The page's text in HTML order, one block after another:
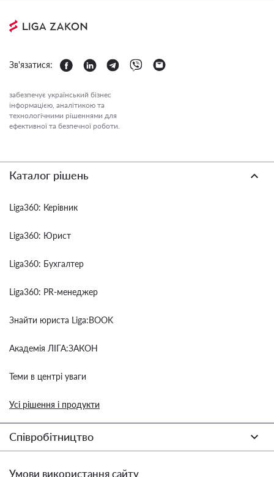
Зв'язатися:
забезпечує український бізнес
інформацією, аналітикою та
технологічними рішеннями для
ефективної та безпечної роботи.
Каталог рішень
Liga360: Керівник
Liga360: Юрист
Liga360: Бухгалтер
Liga360: PR-менеджер
Знайти юриста Liga:BOOK
Академія ЛІГА:ЗАКОН
Теми в центрі уваги
Усі рішення і продукти
Співробітництво
Умови використання сайту